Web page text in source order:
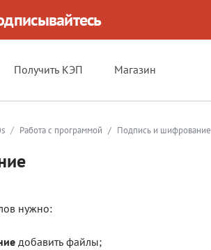
Получить КЭП Магазин
/ Работа с программой / Подпись и шифрование
нужно:
добавить файлы;